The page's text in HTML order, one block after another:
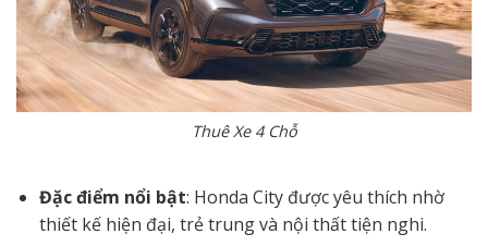
Thuê Xe 4 Chỗ
Đặc điểm nổi bật: Honda City được yêu thích nhờ
thiết kế hiện đại, trẻ trung và nội thất tiện nghi.